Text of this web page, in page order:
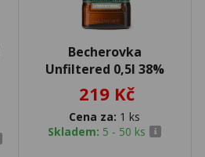
Becherovka
Unfiltered 0,5l 38%
219 Kč
Cena za: 1 ks
Skladem: 5 - 50 ks